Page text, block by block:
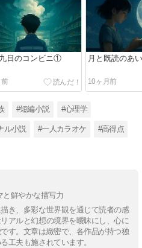
日のコンビニ① 月と既読のあ
10ヶ月前
#短編小説 #心理学
ル小説 #一人カラオケ #高得点
と鮮やかな描写力
き、多彩な世界観を通じて読者の感
アルと幻想の境界を曖昧にし、心に
す。文章は緻密で、各作品が持つ独
工夫も施されています。